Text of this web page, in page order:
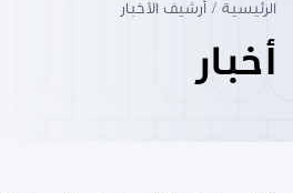
الرئيسية أرشيف الأخبار
أخبار